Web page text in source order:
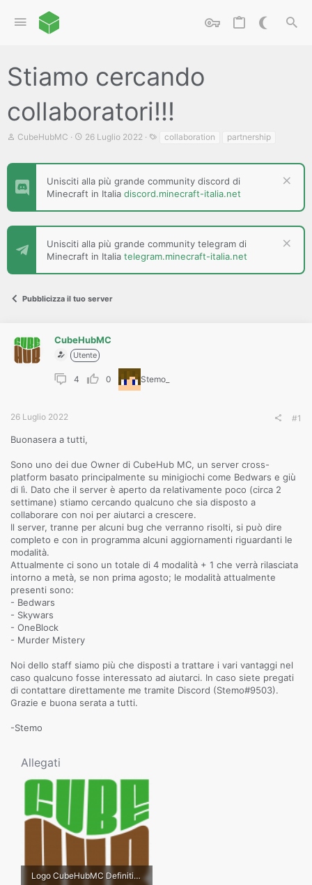
Stiamo cercando
collaboratori!!!
C
t
o
e
D
s
c
e
CubeHubMC
D
d
i
n
i
i
o
26 Luglio 2022 collaboration partnership
Unisciti alla più grande community discord di
Minecraft in Italia discord.minecraft-italia.net
Unisciti alla più grande community telegram di
Minecraft in Italia telegram.minecraft-italia.net
Pubblicizza il tuo server
CubeHubMC
Utente
4 0 Stemo_
26 Luglio 2022 #1
Buonasera a tutti,
Sono uno dei due Owner di CubeHub MC, un server cross-
platform basato principalmente su minigiochi come Bedwars e giù
di lì. Dato che il server è aperto da relativamente poco (circa 2
settimane) stiamo cercando qualcuno che sia disposto a
collaborare con noi per aiutarci a crescere.
Il server, tranne per alcuni bug che verranno risolti, si può dire
completo e con in programma alcuni aggiornamenti riguardanti le
modalità.
Attualmente ci sono un totale di 4 modalità + 1 che verrà rilasciata
intorno a metà, se non prima agosto; le modalità attualmente
presenti sono:
- Bedwars
- Skywars
- OneBlock
- Murder Mistery
Noi dello staff siamo più che disposti a trattare i vari vantaggi nel
caso qualcuno fosse interessato ad aiutarci. In caso siete pregati
di contattare direttamente me tramite Discord (Stemo#9503).
Grazie e buona serata a tutti.
-Stemo
Allegati
Logo CubeHubMC Definitivo.png